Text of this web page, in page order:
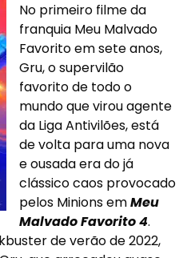
No primeiro filme da
franquia Meu Malvado
Favorito em sete anos,
Gru, o supervilão
favorito de todo o
mundo que virou agente
da Liga Antivilões, está
de volta para uma nova
e ousada era do já
clássico caos provocado
pelos Minions emMeu
Malvado Favorito 4.
de verão de 2022,